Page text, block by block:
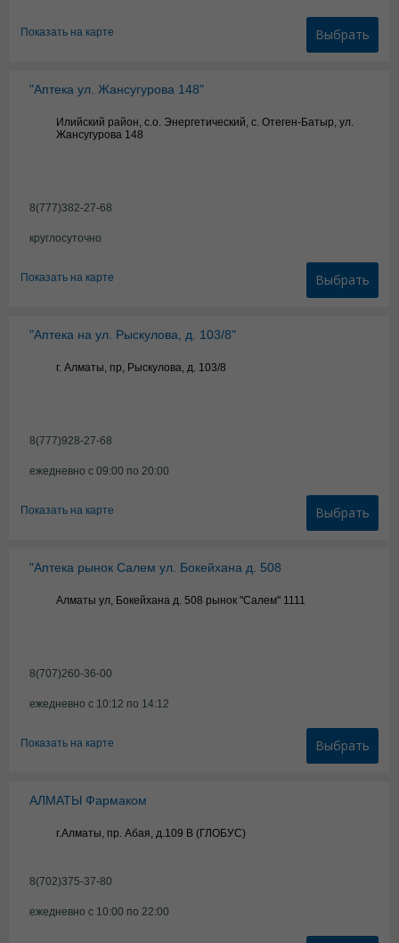
Показать на карте Выбрать
"Аптека ул. Жансугурова 148"
Илийский район, с.о. Энергетический, с. Отеген-Батыр, ул.
Жансугурова 148
8(777)382-27-68
круглосуточно
Показать на карте Выбрать
"Аптека на ул. Рыскулова, д. 103/8"
г. Алматы, пр, Рыскулова, д. 103/8
8(777)928-27-68
ежедневно с 09:00 по 20:00
Показать на карте Выбрать
"Аптека рынок Салем ул. Бокейхана д. 508
Алматы ул, Бокейхана д. 508 рынок "Салем" 1111
8(707)260-36-00
ежедневно с 10:12 по 14:12
Показать на карте Выбрать
АЛМАТЫ Фармаком
г.Алматы, пр. Абая, д.109 В (ГЛОБУС)
8(702)375-37-80
ежедневно с 10:00 по 22:00